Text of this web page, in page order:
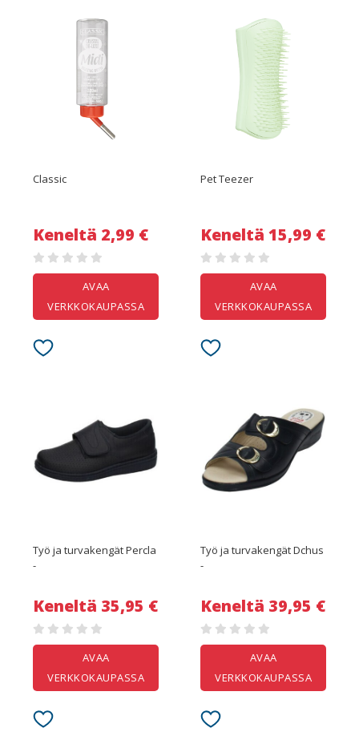
Classic
Keneltä 2,99 €
AVAA
VERKKOKAUPASSA
Pet Teezer
Keneltä 15,99 €
AVAA
VERKKOKAUPASSA
Työ ja turvakengät Percla
-
Keneltä 35,95 €
AVAA
VERKKOKAUPASSA
Työ ja turvakengät Dchus
-
Keneltä 39,95 €
AVAA
VERKKOKAUPASSA